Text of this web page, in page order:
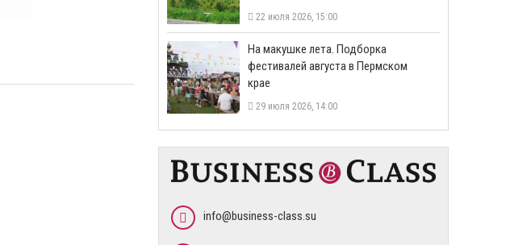
22 июля 2026, 15:00
На макушке лета. Подборка
фестивалей августа в Пермском
крае
29 июля 2026, 14:00
info@business-class.su